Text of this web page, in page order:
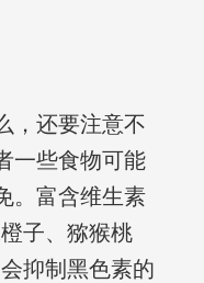
，还要注意不
一些食物可能
。富含维生素
子、猕猴桃
抑制黑色素的